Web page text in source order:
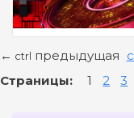
← ctrl предыдущая
Страницы: 1 2 3